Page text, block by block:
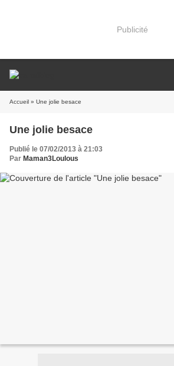
Publicité
Accueil » Une jolie besace
Une jolie besace
Publié le 07/02/2013 à 21:03
Par Maman3Loulous